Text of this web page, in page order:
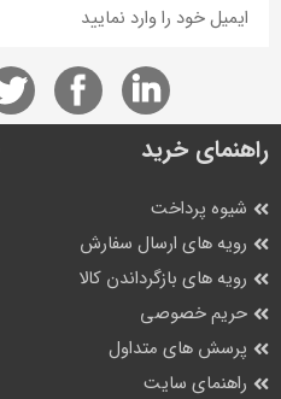
راهنمای خرید
شیوه پرداخت
رویه های ارسال سفارش
رویه های بازگرداندن کالا
حریم خصوصی
پرسش های متداول
راهنمای سایت